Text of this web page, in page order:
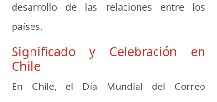
desarrollo de las relaciones entre los
países.
Significado y Celebración en
Chile
En Chile, el Día Mundial del Correo